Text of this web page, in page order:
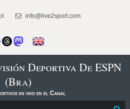
info@live2sport.com
Deportiva De ESPN
(Bra)
en vivo en el Canal